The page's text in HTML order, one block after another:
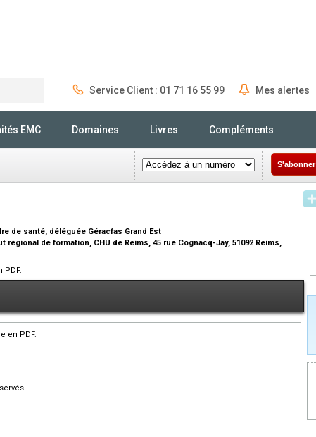
Service Client : 01 71 16 55 99 Mes alertes
EMC Domaines Livres Compléments
S'abonner
de santé, déléguée Géracfas Grand Est
de formation, CHU de Reims, 45 rue Cognacq-Jay, 51092 Reims,
PDF.
en PDF.